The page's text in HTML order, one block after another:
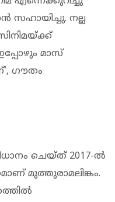
സഹായിച്ചു. നല്ല
മാസ്
ഗൗതം
ചെയ്ത് 2017-ൽ
മുത്തുരാമലിങ്കം.